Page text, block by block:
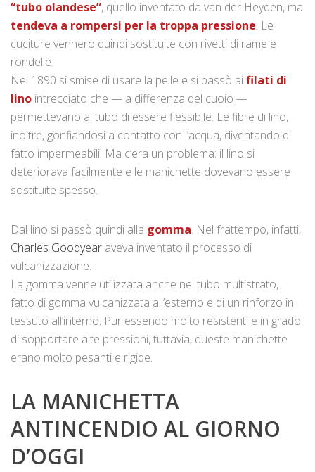
“tubo olandese”, quello inventato da van der Heyden, ma
tendeva a rompersi per la troppa pressione. Le
cuciture vennero quindi sostituite con rivetti di rame e
rondelle.
Nel 1890 si smise di usare la pelle e si passò aifilati di
lino intrecciato che — a differenza del cuoio —
permettevano al tubo di essere flessibile. Le fibre di lino,
inoltre, gonfiandosi a contatto con l’acqua, diventando di
fatto impermeabili. Ma c’era un problema: il lino si
deteriorava facilmente e le manichette dovevano essere
sostituite spesso.
Dal lino si passò quindi alla gomma. Nel frattempo, infatti,
Charles Goodyear aveva inventato il processo di
vulcanizzazione.
La gomma venne utilizzata anche nel tubo multistrato,
fatto di gomma vulcanizzata all’esterno e di un rinforzo in
tessuto all’interno. Pur essendo molto resistenti e in grado
di sopportare alte pressioni, tuttavia, queste manichette
erano molto pesanti e rigide.
LA MANICHETTA
ANTINCENDIO AL GIORNO
D’OGGI